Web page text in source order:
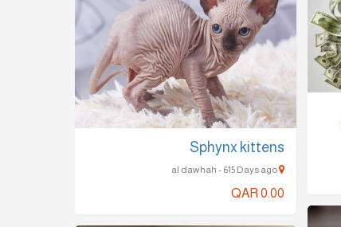
Sphynx kittens
al dawhah - 615 Days ago
QAR 0.00